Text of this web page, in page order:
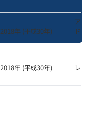
2018年 (平成30年)
アイ
ドブ
2018年 (平成30年) レッド